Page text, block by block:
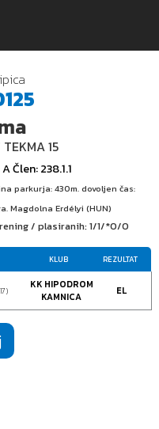
15
AČlen: 238.1.1
parkurja: 430m. dovoljen čas:
Magdolna Erdélyi (HUN)
/ plasiranih: 1/1/*0/0
KLUB REZULTAT
KK HIPODROM
KAMNICA
EL